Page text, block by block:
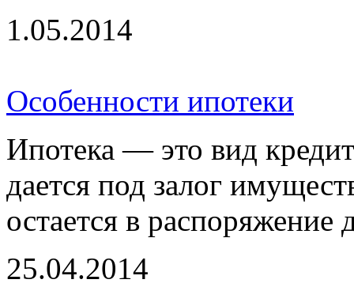
1.05.2014
Особенности ипотеки
Ипотека — это вид
дается под залог
остается в
25.04.2014